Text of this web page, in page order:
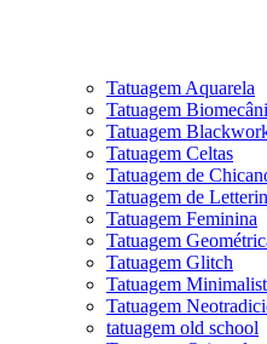
Tatuagem Aquarela
Tatuagem
Tatuagem
Tatuagem Celtas
Tatuagem de
Tatuagem de
Tatuagem Feminina
Tatuagem
Tatuagem Glitch
Tatuagem
Tatuagem
tatuagem old school